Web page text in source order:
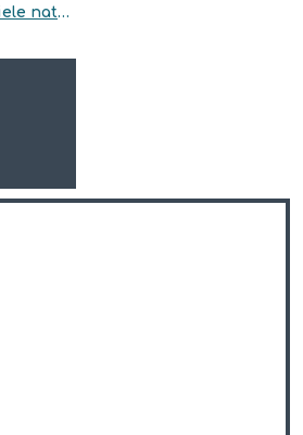
Adidasi copii din piele natural model AXEL